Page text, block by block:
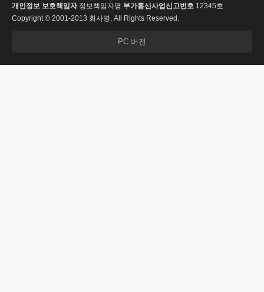
개인정보 보호책임자정보책임자명 부가통신사업신고번호 12345호
Copyright © 2001-2013 회사명. All Rights Reserved.
PC 버전